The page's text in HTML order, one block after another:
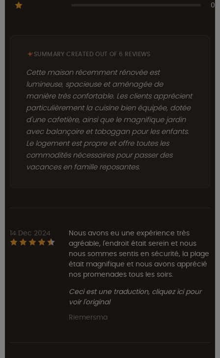
0
SUMMARY CREATED OUT OF 6 REVIEWS
Cette maison récemment rénovée est
lumineuse, spacieuse et aménagée de
manière très confortable. Les clients apprécient
particulièrement la cuisine bien équipée, dotée
d'une cafetière, ainsi que le magnifique jardin
avec balançoire et toboggan pour les enfants.
Le logement est propre et offre toutes les
commodités nécessaires pour passer des
vacances en famille reposantes.
14 Dec 2024
Nous avons eu une expérience très
agréable, l'endroit était serein et nous
nous sommes sentis en sécurité, la plage
était magnifique et nous avons apprécié
nos promenades tous les soirs.
Ceci est une traduction, cliquez ici pour
voir l'original
Riemersma